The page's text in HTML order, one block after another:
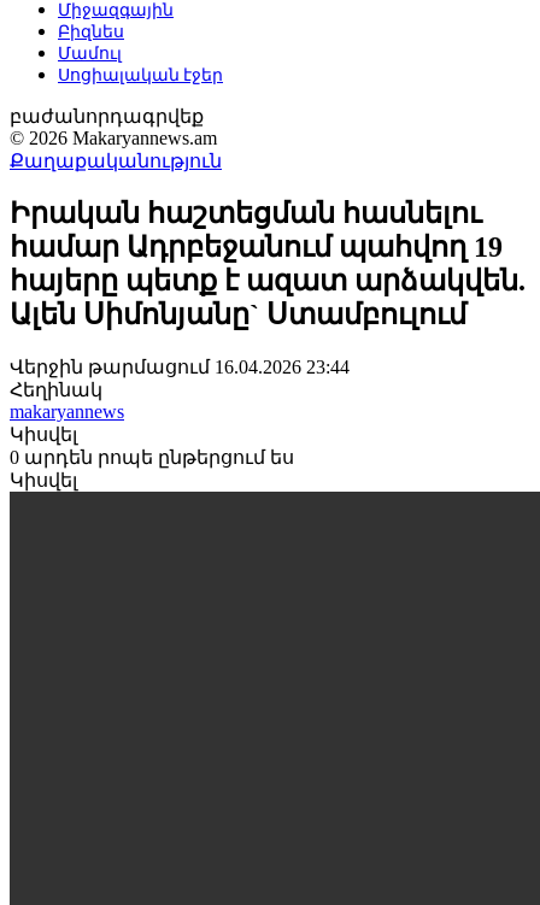
Միջազգային
Բիզնես
Մամուլ
Սոցիալական էջեր
բաժանորդագրվեք
© 2026 Makaryannews.am
Քաղաքականություն
Իրական հաշտեցման հասնելու
համար Ադրբեջանում պահվող 19
հայերը պետք է ազատ արձակվեն.
Ալեն Սիմոնյանը` Ստամբուլում
Վերջին թարմացում 16.04.2026 23:44
Հեղինակ
makaryannews
Կիսվել
0 արդեն րոպե ընթերցում ես
Կիսվել